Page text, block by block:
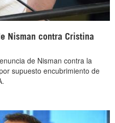
Nisman contra Cristina
de Nisman contra la
supuesto encubrimiento de